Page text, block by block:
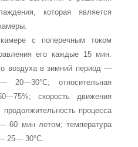
которая является
с поперечным током
его каждые 15 мин.
воздуха в зимний период —
относительная
скорость движения
процесса
мин летом; температура
25— 30°С.